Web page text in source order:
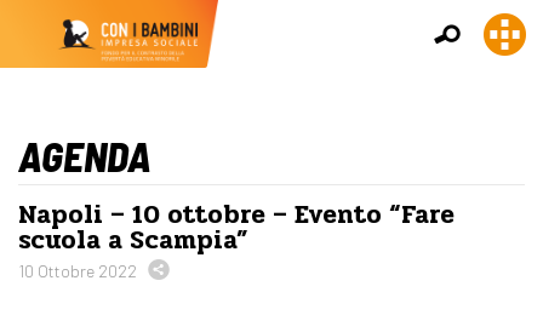
AGENDA
Napoli – 10 ottobre – Evento “Fare
scuola a Scampia”
10 Ottobre 2022